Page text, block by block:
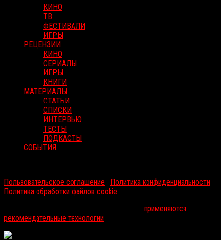
КИНО
ТВ
ФЕСТИВАЛИ
ИГРЫ
РЕЦЕНЗИИ
КИНО
СЕРИАЛЫ
ИГРЫ
КНИГИ
МАТЕРИАЛЫ
СТАТЬИ
СПИСКИ
ИНТЕРВЬЮ
ТЕСТЫ
ПОДКАСТЫ
СОБЫТИЯ
Пользовательское соглашение
Политика конфиденциальности
Политика обработки файлов cookie
применяются
рекомендательные технологии